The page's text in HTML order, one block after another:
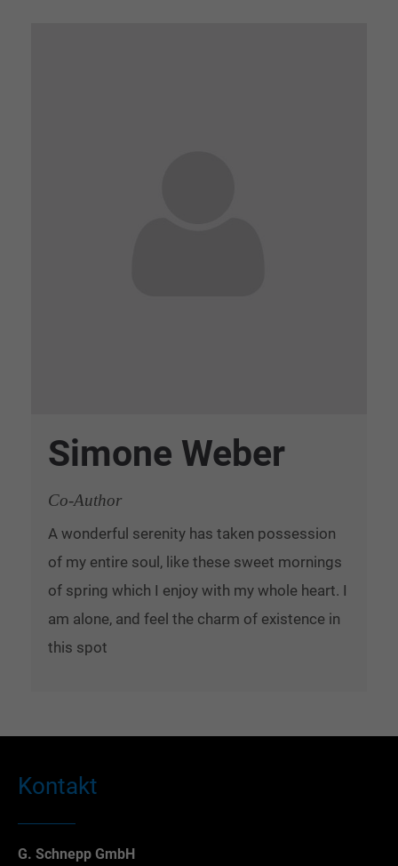
Simone Weber
Co-Author
A wonderful serenity has taken possession
of my entire soul, like these sweet mornings
of spring which I enjoy with my whole heart. I
am alone, and feel the charm of existence in
this spot
Kontakt
G. Schnepp GmbH